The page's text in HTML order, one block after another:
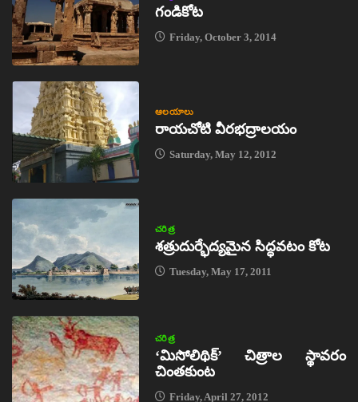
గండికోట
Friday, October 3, 2014
ఆలయాలు
రాయచోటి వీరభద్రాలయం
Saturday, May 12, 2012
చరిత్ర
శత్రుదుర్భేద్యమైన సిద్ధవటం కోట
Tuesday, May 17, 2011
చరిత్ర
‘మిసోలిథిక్‌’ చిత్రాల స్థావరం
చింతకుంట
Friday, April 27, 2012